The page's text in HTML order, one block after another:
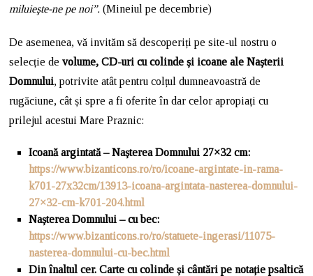
miluieşte-ne pe noi”. (Mineiul pe decembrie)
De asemenea, vă invităm să descoperiți pe site-ul nostru o
selecție devolume, CD-uri cu colinde și icoane ale Nașterii
Domnului, potrivite atât pentru colțul dumneavoastră de
rugăciune, cât și spre a fi oferite în dar celor apropiați cu
prilejul acestui Mare Praznic:
Icoană argintată – Nașterea Domnului 27×32 cm:
https://www.bizanticons.ro/ro/icoane-argintate-in-rama-
k701-27x32cm/13913-icoana-argintata-nasterea-domnului-
27×32-cm-k701-204.html
Nașterea Domnului – cu bec:
https://www.bizanticons.ro/ro/statuete-ingerasi/11075-
nasterea-domnului-cu-bec.html
Dinînaltul cer. Carte cu colinde și cântări pe notație psaltică